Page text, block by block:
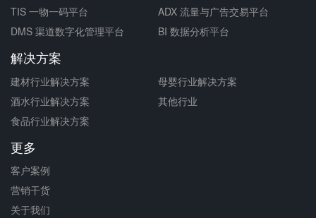
TIS 一物一码平台
ADX 流量与广告交易平台
DMS 渠道数字化管理平台
BI 数据分析平台
解决方案
建材行业解决方案
母婴行业解决方案
酒水行业解决方案
其他行业
食品行业解决方案
更多
客户案例
营销干货
关于我们